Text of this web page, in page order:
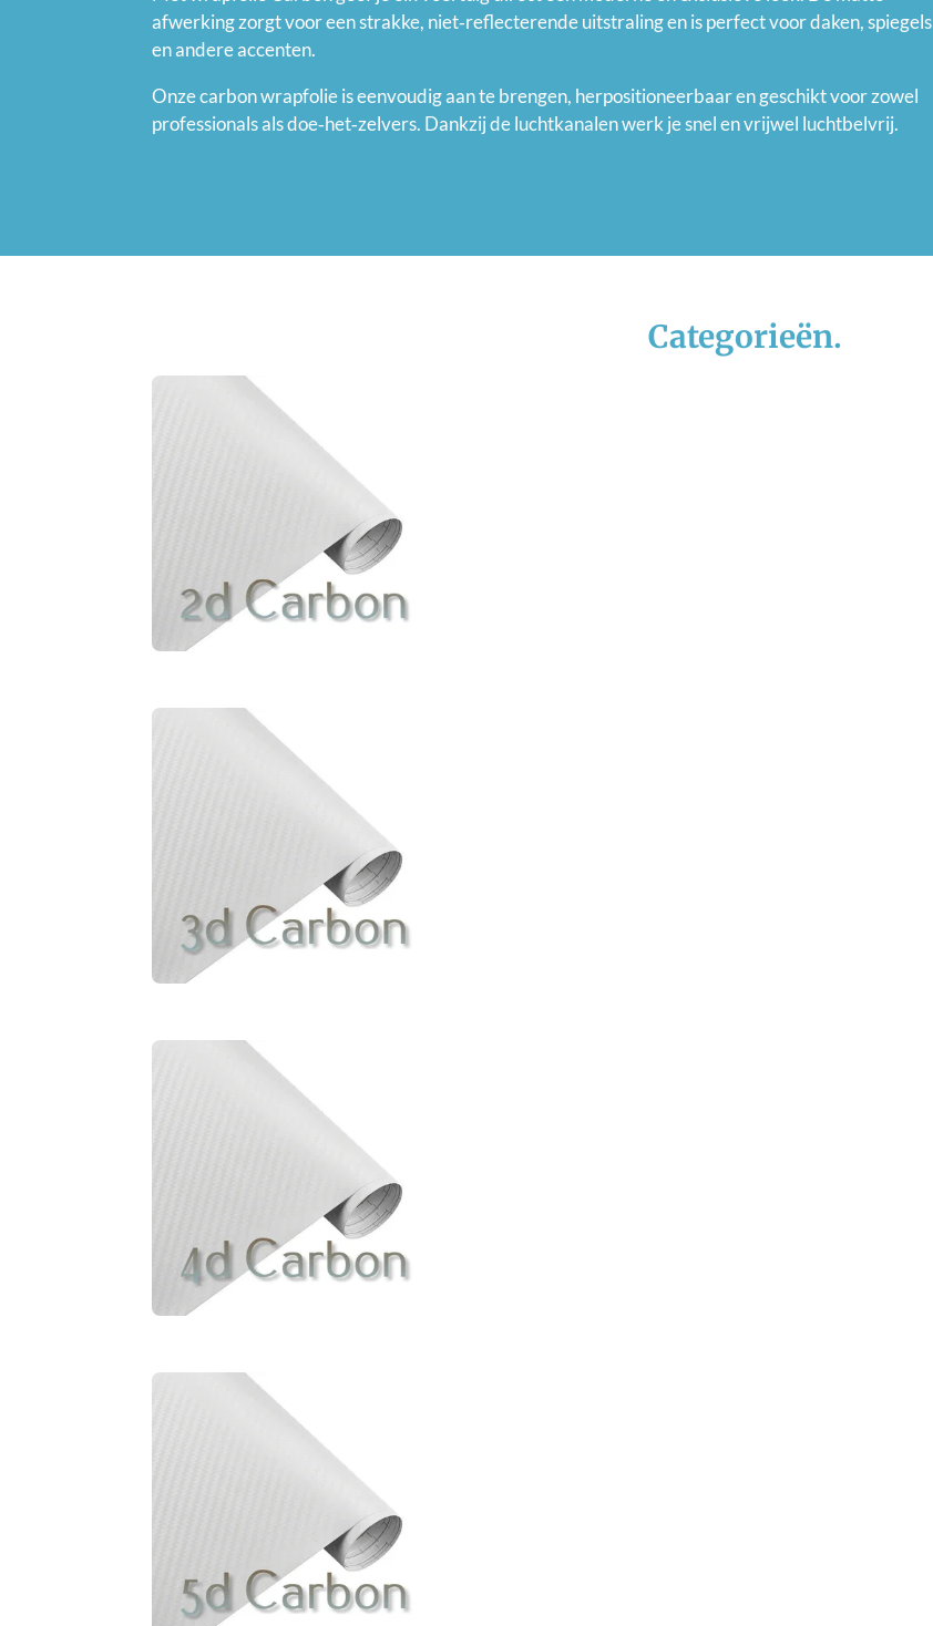
afwerking zorgt voor een strakke, niet‑reflecterende uitstraling en is perfect voor daken, spiegels
en andere accenten.
Onze carbon wrapfolie is eenvoudig aan te brengen, herpositioneerbaar en geschikt voor zowel
professionals als doe‑het‑zelvers. Dankzij de luchtkanalen werk je snel en vrijwel luchtbelvrij.
Categorieën.